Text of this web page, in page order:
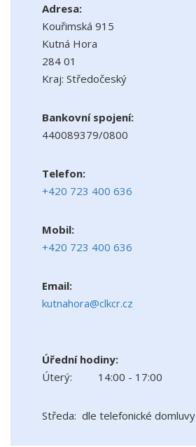
Adresa:
Kouřimská 915
Kutná Hora
284 01
Kraj: Středočeský
Bankovní spojení:
440089379/0800
Telefon:
+420 723 400 636
Mobil:
+420 723 400 636
Email:
kutnahora@clkcr.cz
Úřední hodiny:
Úterý:
14:00 - 17:00
Středa: dle telefonické domluvy